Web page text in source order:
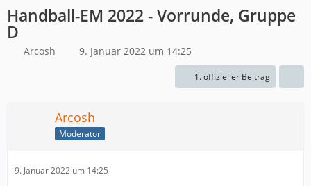
Handball-EM 2022 - Vorrunde, Gruppe
D
Arcosh 9. Januar 2022 um 14:25
1. offizieller Beitrag
Arcosh
Moderator
9. Januar 2022 um 14:25